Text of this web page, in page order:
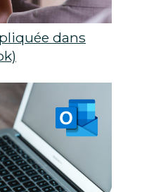
dans